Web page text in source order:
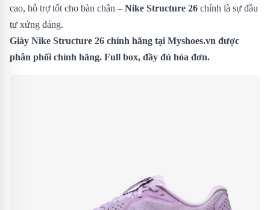
cao, hỗ trợ tốt cho bàn chân – Nike Structure 26 chính là sự đầu
tư xứng đáng.
Giày Nike Structure 26 chính hãng tại Myshoes.vn được
phân phối chính hãng. Full box, đầy đủ hóa đơn.